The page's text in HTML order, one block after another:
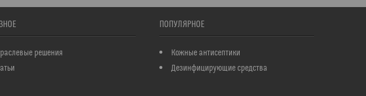
решения
ПОПУЛЯРНОЕ
Кожные антисептики
Дезинфицирующие средства